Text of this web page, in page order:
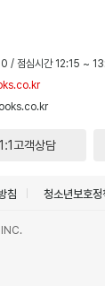
/ 점심시간 12:15 ~
1:1고객상담
침 청소년보호정